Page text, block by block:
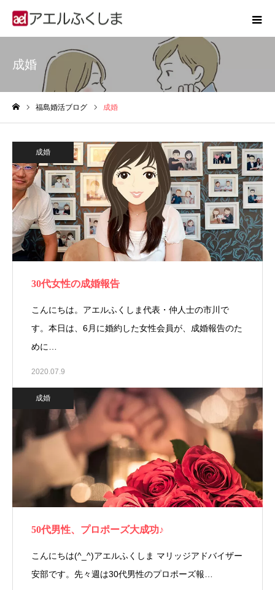
成婚
福島婚活ブログ 成婚
成婚
30代女性の成婚報告
こんにちは。アエルふくしま代表・仲人士の市川で
す。本日は、6月に婚約した女性会員が、成婚報告のた
めに…
2020.07.9
成婚
50代男性、プロポーズ大成功♪
こんにちは(^_^)アエルふくしま マリッジアドバイザー
安部です。先々週は30代男性のプロポーズ報…